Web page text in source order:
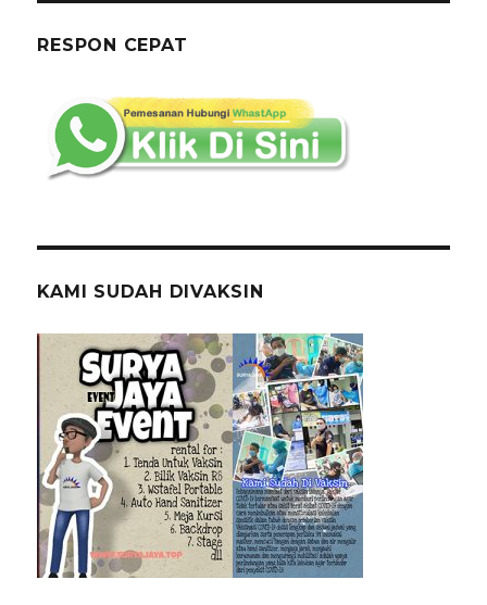
RESPON CEPAT
KAMI SUDAH DIVAKSIN